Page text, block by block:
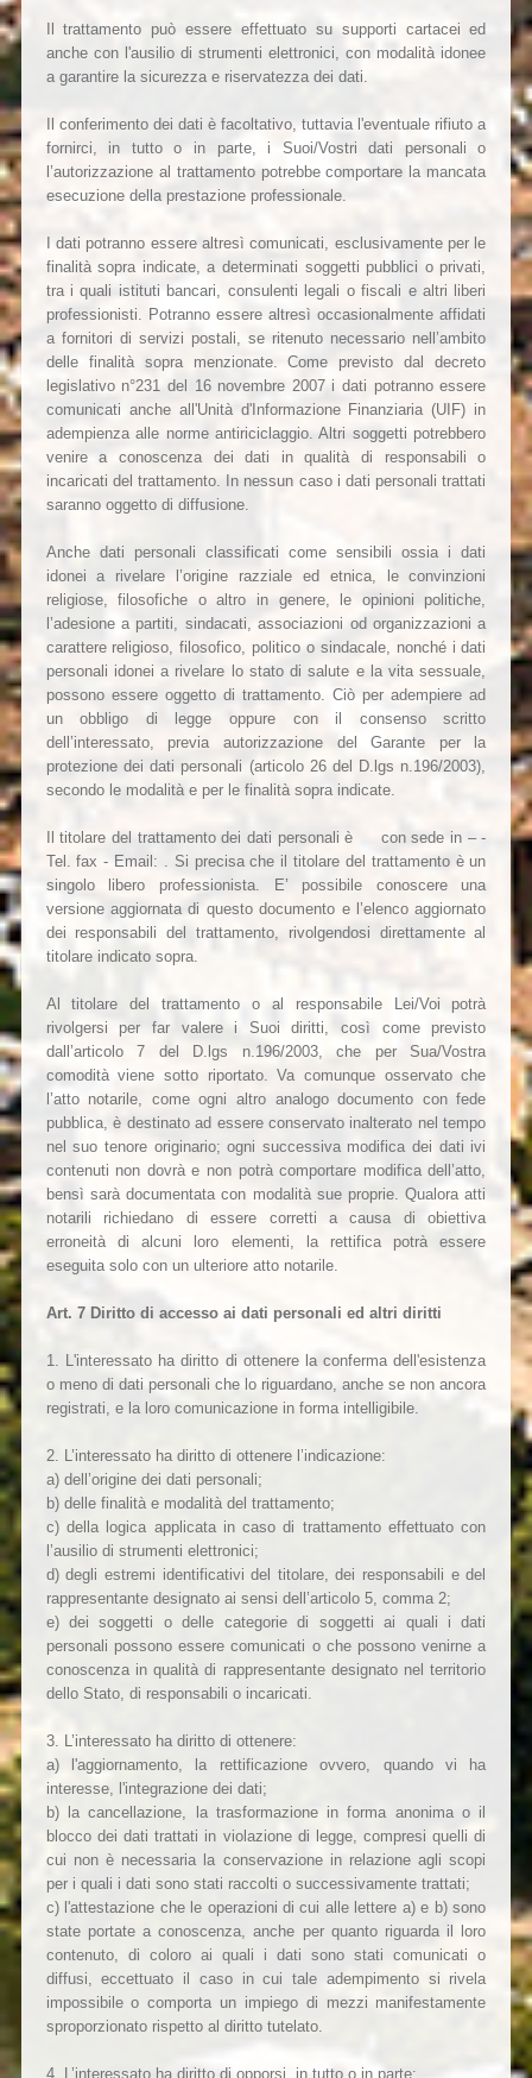
Il trattamento può essere effettuato su supporti cartacei ed
anche con l'ausilio di strumenti elettronici, con modalità idonee
a garantire la sicurezza e riservatezza dei dati.
Il conferimento dei dati è facoltativo, tuttavia l'eventuale rifiuto a
fornirci, in tutto o in parte, i Suoi/Vostri dati personali o
l’autorizzazione al trattamento potrebbe comportare la mancata
esecuzione della prestazione professionale.
I dati potranno essere altresì comunicati, esclusivamente per le
finalità sopra indicate, a determinati soggetti pubblici o privati,
tra i quali istituti bancari, consulenti legali o fiscali e altri liberi
professionisti. Potranno essere altresì occasionalmente affidati
a fornitori di servizi postali, se ritenuto necessario nell’ambito
delle finalità sopra menzionate. Come previsto dal decreto
legislativo n°231 del 16 novembre 2007 i dati potranno essere
comunicati anche all'Unità d'Informazione Finanziaria (UIF) in
adempienza alle norme antiriciclaggio. Altri soggetti potrebbero
venire a conoscenza dei dati in qualità di responsabili o
incaricati del trattamento. In nessun caso i dati personali trattati
saranno oggetto di diffusione.
Anche dati personali classificati come sensibili ossia i dati
idonei a rivelare l’origine razziale ed etnica, le convinzioni
religiose, filosofiche o altro in genere, le opinioni politiche,
l’adesione a partiti, sindacati, associazioni od organizzazioni a
carattere religioso, filosofico, politico o sindacale, nonché i dati
personali idonei a rivelare lo stato di salute e la vita sessuale,
possono essere oggetto di trattamento. Ciò per adempiere ad
un obbligo di legge oppure con il consenso scritto
dell’interessato, previa autorizzazione del Garante per la
protezione dei dati personali (articolo 26 del D.lgs n.196/2003),
secondo le modalità e per le finalità sopra indicate.
Il titolare del trattamento dei dati personali è con sede in – -
Tel. fax - Email: . Si precisa che il titolare del trattamento è un
singolo libero professionista. E’ possibile conoscere una
versione aggiornata di questo documento e l’elenco aggiornato
dei responsabili del trattamento, rivolgendosi direttamente al
titolare indicato sopra.
Al titolare del trattamento o al responsabile Lei/Voi potrà
rivolgersi per far valere i Suoi diritti, così come previsto
dall’articolo 7 del D.lgs n.196/2003, che per Sua/Vostra
comodità viene sotto riportato. Va comunque osservato che
l’atto notarile, come ogni altro analogo documento con fede
pubblica, è destinato ad essere conservato inalterato nel tempo
nel suo tenore originario; ogni successiva modifica dei dati ivi
contenuti non dovrà e non potrà comportare modifica dell’atto,
bensì sarà documentata con modalità sue proprie. Qualora atti
notarili richiedano di essere corretti a causa di obiettiva
erroneità di alcuni loro elementi, la rettifica potrà essere
eseguita solo con un ulteriore atto notarile.
Art. 7 Diritto di accesso ai dati personali ed altri diritti
1. L'interessato ha diritto di ottenere la conferma dell'esistenza
o meno di dati personali che lo riguardano, anche se non ancora
registrati, e la loro comunicazione in forma intelligibile.
2. L’interessato ha diritto di ottenere l’indicazione:
a) dell’origine dei dati personali;
b) delle finalità e modalità del trattamento;
c) della logica applicata in caso di trattamento effettuato con
l’ausilio di strumenti elettronici;
d) degli estremi identificativi del titolare, dei responsabili e del
rappresentante designato ai sensi dell’articolo 5, comma 2;
e) dei soggetti o delle categorie di soggetti ai quali i dati
personali possono essere comunicati o che possono venirne a
conoscenza in qualità di rappresentante designato nel territorio
dello Stato, di responsabili o incaricati.
3. L’interessato ha diritto di ottenere:
a) l'aggiornamento, la rettificazione ovvero, quando vi ha
interesse, l'integrazione dei dati;
b) la cancellazione, la trasformazione in forma anonima o il
blocco dei dati trattati in violazione di legge, compresi quelli di
cui non è necessaria la conservazione in relazione agli scopi
per i quali i dati sono stati raccolti o successivamente trattati;
c) l'attestazione che le operazioni di cui alle lettere a) e b) sono
state portate a conoscenza, anche per quanto riguarda il loro
contenuto, di coloro ai quali i dati sono stati comunicati o
diffusi, eccettuato il caso in cui tale adempimento si rivela
impossibile o comporta un impiego di mezzi manifestamente
sproporzionato rispetto al diritto tutelato.
4. L’interessato ha diritto di opporsi, in tutto o in parte: